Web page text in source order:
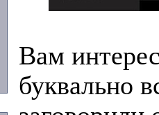
Вам
буквально